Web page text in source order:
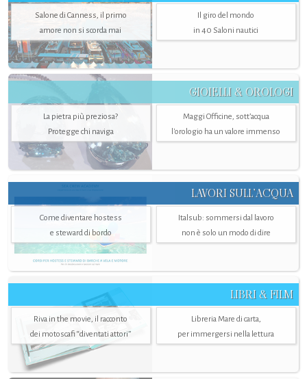
Salone di Canness, il primo
amore non si scorda mai
Il giro del mondo
in 40 Saloni nautici
GIOIELLI & OROLOGI
La pietra più preziosa?
Protegge chi naviga
Maggi Officine, sott’acqua
l'orologio ha un valore immenso
LAVORI SULL’ACQUA
Come diventare hostess
e steward di bordo
Italsub: sommersi dal lavoro
non è solo un modo di dire
LIBRI & FILM
Riva in the movie, il racconto
dei motoscafi “diventati attori”
Libreria Mare di carta,
per immergersi nella lettura